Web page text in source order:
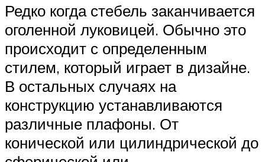
Редко когда стебель заканчивается
оголенной луковицей. Обычно это
происходит с определенным
стилем, который играет в дизайне.
В остальных случаях на
конструкцию устанавливаются
различные плафоны. От
конической или цилиндрической до